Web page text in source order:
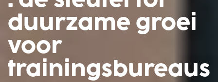
duurzame groei
voor
trainingsbureaus